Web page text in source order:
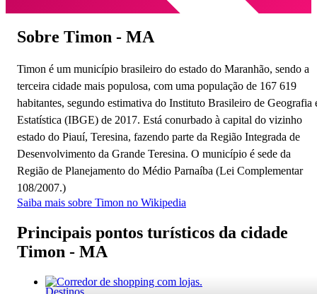
Sobre Timon - MA
Timon é um município brasileiro do estado do Maranhão, sendo a
terceira cidade mais populosa, com uma população de 167 619
habitantes, segundo estimativa do Instituto Brasileiro de Geografia
Estatística (IBGE) de 2017. Está conurbado à capital do vizinho
estado do Piauí, Teresina, fazendo parte da Região Integrada de
Desenvolvimento da Grande Teresina. O município é sede da
Região de Planejamento do Médio Parnaíba (Lei Complementar
108/2007.)
Saiba mais sobre Timon no Wikipedia
Principais pontos turísticos da cidade
Timon - MA